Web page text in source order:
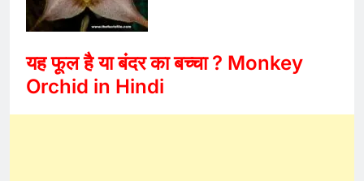
यह फूल है या बंदर का बच्चा ? Monkey
Orchid in Hindi